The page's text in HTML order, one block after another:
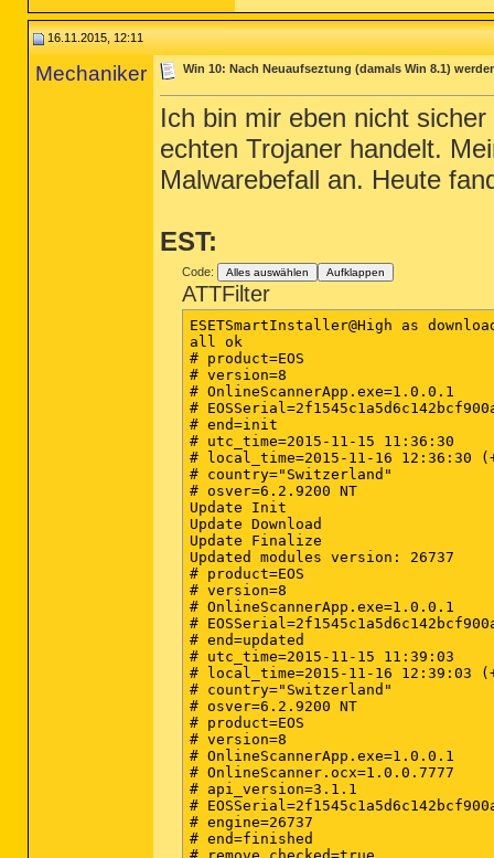
2015-11-15 16:09 - 2015-11-15
2015-11-15 16:07 - 2015-10-05
2015-11-15 16:06 - 2015-11-15
2015-11-15 15:58 - 2015-11-15
2015-11-15 15:58 - 2015-11-15
2015-11-15 15:58 - 2015-11-15
16.11.2015, 12:11
Mechaniker Win 10: Nach Neuaufseztung (damals Win 8.1)
Ich bin mir eben nicht
echten Trojaner handelt.
Malwarebefall an. Heute
EST:
Code: Alles auswählen Aufklappen
ATTFilter
ESETSmartInstaller@High as
all ok
# product=EOS
# version=8
# OnlineScannerApp.exe=1.0.0.1
#
# end=init
# utc_time=2015-11-15 11:36:30
# local_time=2015-11-16 12:36:30
# country="Switzerland"
# osver=6.2.9200 NT
Update Init
Update Download
Update Finalize
Updated modules version: 26737
# product=EOS
# version=8
# OnlineScannerApp.exe=1.0.0.1
#
# end=updated
# utc_time=2015-11-15 11:39:03
# local_time=2015-11-16 12:39:03
# country="Switzerland"
# osver=6.2.9200 NT
# product=EOS
# version=8
# OnlineScannerApp.exe=1.0.0.1
# OnlineScanner.ocx=1.0.0.7777
# api_version=3.1.1
#
# engine=26737
# end=finished